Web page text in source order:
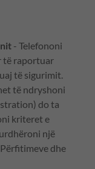
- Telefononi
të raportuar
të sigurimit.
të ndryshoni
do ta
kriteret e
një
dhe